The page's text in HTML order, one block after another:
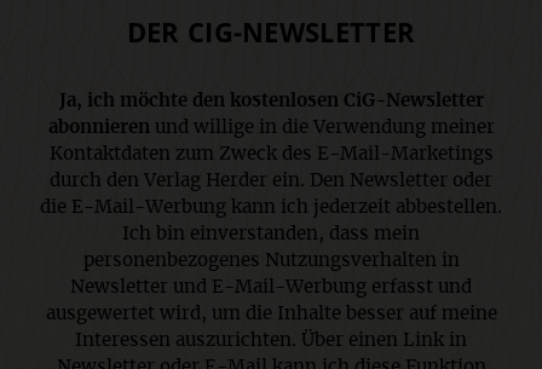
DER CIG-NEWSLETTER
Ja, ich möchte den kostenlosen CiG-Newsletter
abonnieren und willige in die Verwendung meiner
Kontaktdaten zum Zweck des E-Mail-Marketings
durch den Verlag Herder ein. Den Newsletter oder
die E-Mail-Werbung kann ich jederzeit abbestellen.
Ich bin einverstanden, dass mein
personenbezogenes Nutzungsverhalten in
Newsletter und E-Mail-Werbung erfasst und
ausgewertet wird, um die Inhalte besser auf meine
Interessen auszurichten. Über einen Link in